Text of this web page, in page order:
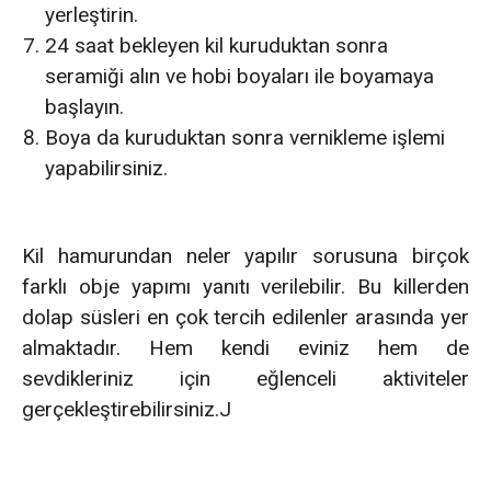
yerleştirin.
24 saat bekleyen kil kuruduktan sonra
seramiği alın ve hobi boyaları ile boyamaya
başlayın.
Boya da kuruduktan sonra vernikleme işlemi
yapabilirsiniz.
Kil hamurundan neler yapılır sorusuna birçok
farklı obje yapımı yanıtı verilebilir. Bu killerden
dolap süsleri en çok tercih edilenler arasında yer
almaktadır. Hem kendi eviniz hem de
sevdikleriniz için eğlenceli aktiviteler
gerçekleştirebilirsiniz.J